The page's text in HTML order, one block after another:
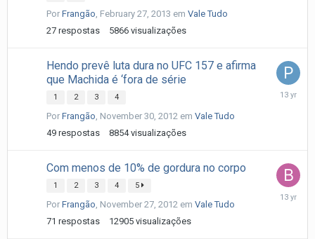
Por Frangão February 27, 2013 em Vale Tudo
27 respostas 5866 visualizações
Hendo prevê luta dura no UFC 157 e afirma
que Machida é ‘fora de série
1 2 3 4
Por Frangão November 30, 2012 em Vale Tudo
49 respostas 8854 visualizações
Com menos de 10% de gordura no corpo
1 2 3 4 5
Por Frangão November 27, 2012 em Vale Tudo
71 respostas 12905 visualizações